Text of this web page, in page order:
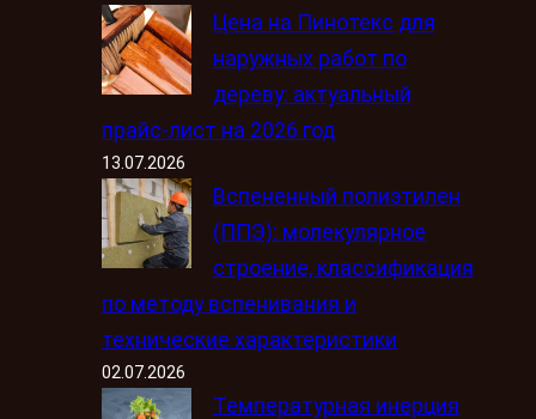
Цена на Пинотекс для
наружных работ по
дереву: актуальный
прайс-лист на 2026 год
13.07.2026
Вспененный полиэтилен
(ППЭ): молекулярное
строение, классификация
по методу вспенивания и
технические характеристики
02.07.2026
Температурная инерция